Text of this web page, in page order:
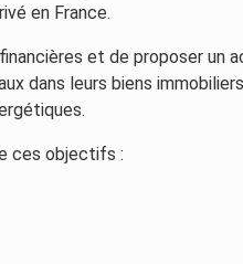
en France.
et de proposer un
dans leurs biens
ces objectifs :